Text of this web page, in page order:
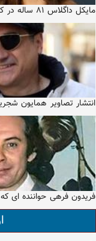
مایکل داگلاس ۸۱ ساله در کنار دختر ۲۳ ساله اش
انتشار تصاویر همایون
فریدون فرهی حواننده ای